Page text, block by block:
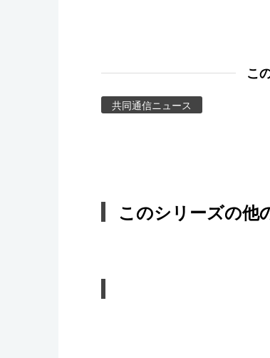
こ
共同通信ニュース
このシリーズの他